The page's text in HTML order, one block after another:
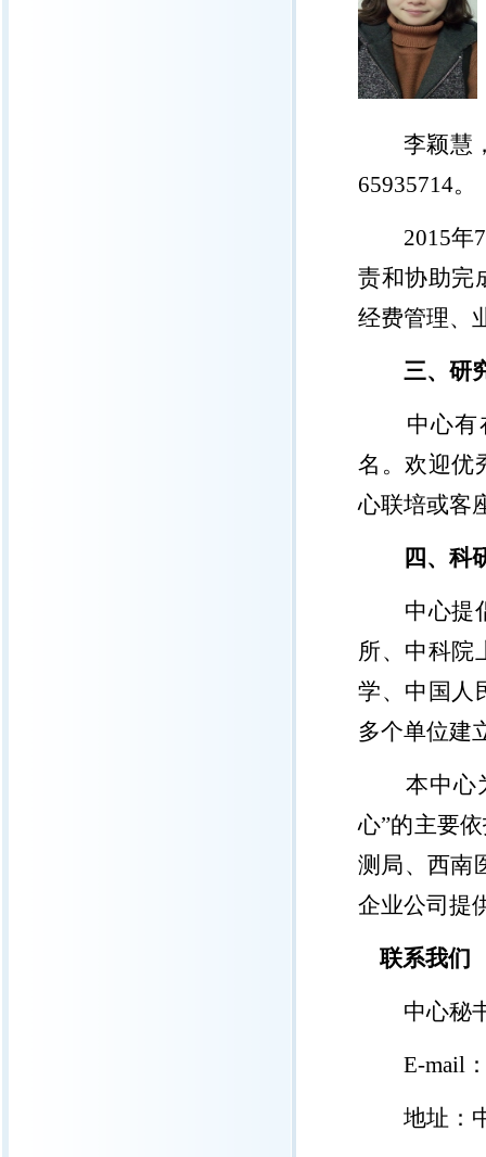
李颖慧
65935714。
2015年7
责和协助完
经费管理、
三、研
中心
名。欢迎优
心联培或客
四、科
中心提
所、中科院
学、中国人
多个单位建
本中心
心”的主要
测局、西南
企业公司提
联系我们
中心秘
E-mail
地址：